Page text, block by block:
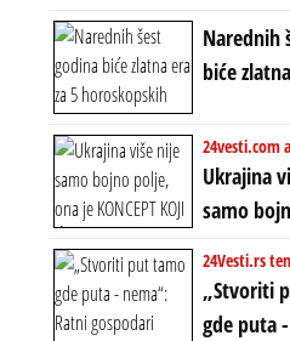
ere“, ali
ere
istom
prošle
Narednih
biće
znakova:
novca i
24vesti.com
Ukrajina
samo
ona je
ĆE
ZAPADNI
24Vesti.rs
„Stvoriti
gde puta